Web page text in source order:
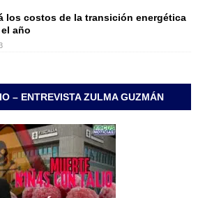
los costos de la transición energética
año
– ENTREVISTA ZULMA GUZMÁN